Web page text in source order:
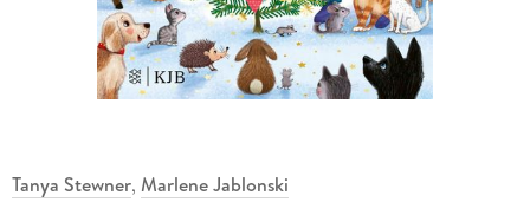
Tanya Stewner, Marlene Jablonski